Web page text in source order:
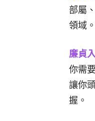
部屬
領域
廉貞
你需
讓你
握。